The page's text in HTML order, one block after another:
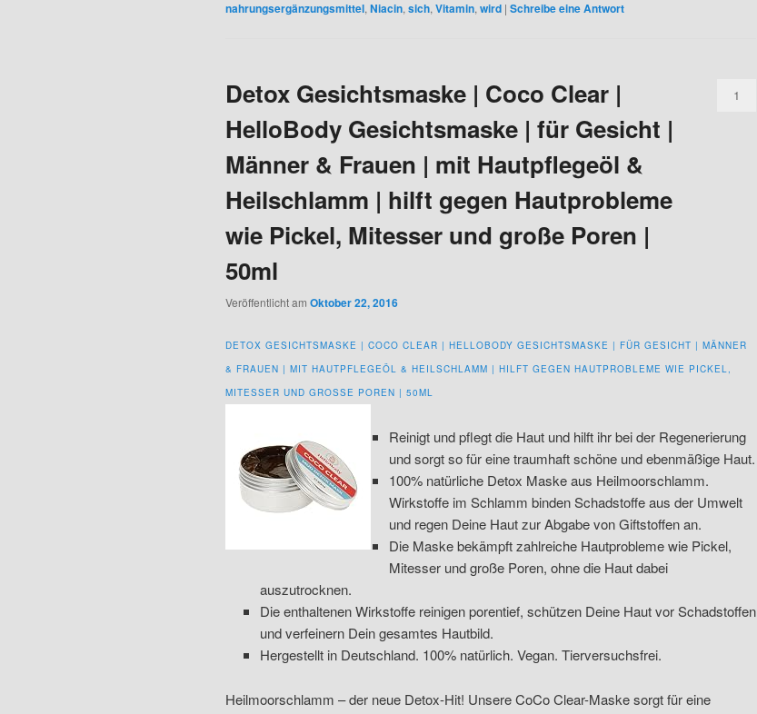
nahrungsergänzungsmittel, Niacin, sich, Vitamin, wird | Schreibe eine Antwort
Detox Gesichtsmaske | Coco Clear |
HelloBody Gesichtsmaske | für Gesicht |
Männer & Frauen | mit Hautpflegeöl &
Heilschlamm | hilft gegen Hautprobleme
wie Pickel, Mitesser und große Poren |
50ml
Veröffentlicht am Oktober 22, 2016
1
DETOX GESICHTSMASKE | COCO CLEAR | HELLOBODY GESICHTSMASKE | FÜR GESICHT | MÄNNER
& FRAUEN | MIT HAUTPFLEGEÖL & HEILSCHLAMM | HILFT GEGEN HAUTPROBLEME WIE PICKEL,
MITESSER UND GROSSE POREN | 50ML
Reinigt und pflegt die Haut und hilft ihr bei der Regenerierung
und sorgt so für eine traumhaft schöne und ebenmäßige Haut.
100% natürliche Detox Maske aus Heilmoorschlamm.
Wirkstoffe im Schlamm binden Schadstoffe aus der Umwelt
und regen Deine Haut zur Abgabe von Giftstoffen an.
Die Maske bekämpft zahlreiche Hautprobleme wie Pickel,
Mitesser und große Poren, ohne die Haut dabei
auszutrocknen.
Die enthaltenen Wirkstoffe reinigen porentief, schützen Deine Haut vor Schadstoffen
und verfeinern Dein gesamtes Hautbild.
Hergestellt in Deutschland. 100% natürlich. Vegan. Tierversuchsfrei.
Heilmoorschlamm – der neue Detox-Hit! Unsere CoCo Clear-Maske sorgt für eine